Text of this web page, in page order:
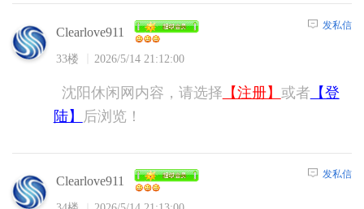
Clearlove911
33楼 2026/5/14 21:12:00
发私信
沈阳休闲网内容，请选择 【注册】 或者 【登
陆】
后浏览！
Clearlove911 发私信